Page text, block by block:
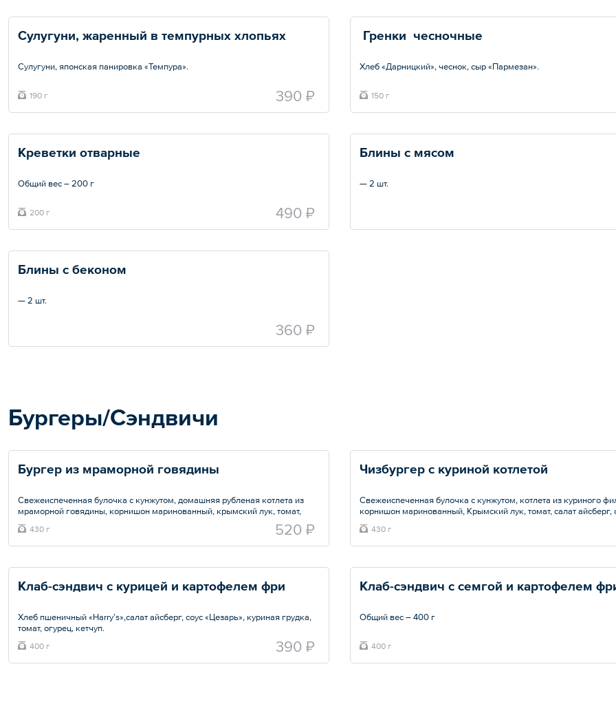
Сулугуни, жаренный в темпурных хлопьях
Сулугуни, японская панировка «Темпура».
190 г 390 ₽
Гренки  чесночные
Хлеб «Дарницкий», чеснок, сыр «Пармезан».
150 г
Креветки отварные
Общий вес – 200 г
200 г 490 ₽
Блины с мясом
— 2 шт.
Блины с беконом
— 2 шт.
360 ₽
Бургеры/Сэндвичи
Свежеиспеченная булочка с кунжутом, домашняя рубленая котлета из
мраморной говядины, корнишон маринованный, крымский лук, томат,
салат айсберг, сыр чеддер.
Заправка: соус «Айоли», кетчуп и соус «Блю Чиз».
430 г 520 ₽
Чизбургер с куриной котлетой
Свежеиспеченная булочка с кунжутом, котлета из куриного филе,
корнишон маринованный, Крымский лук, томат, салат айсберг,
430 г
Хлеб пшеничный «Harry’s»,салат айсберг, соус «Цезарь», куриная грудка,
томат, огурец, кетчуп.
Общий вес – 400 г
400 г 390 ₽
Общий вес – 400 г
400 г